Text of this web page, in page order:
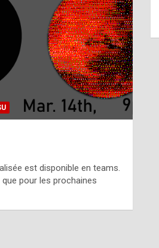
est disponible en teams.
pour les prochaines